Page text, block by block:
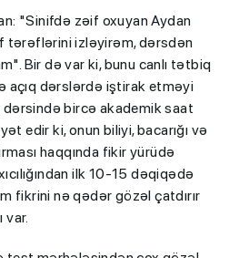
"Sinifdə zəif oxuyan Aydan
tərəflərini izləyirəm, dərsdən
Bir də var ki, bunu canlı tətbiq
açıq dərslərdə iştirak etməyi
bircə akademik saat
edir ki, onun biliyi, bacarığı və
haqqında fikir yürüdə
ilk 10-15 dəqiqədə
fikrini nə qədər gözəl çatdırır
var.